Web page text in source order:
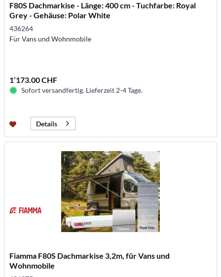
F80S Dachmarkise - Länge: 400 cm - Tuchfarbe: Royal
Grey - Gehäuse: Polar White
436264
Für Vans und Wohnmobile
1’173.00 CHF
Sofort versandfertig. Lieferzeit 2-4 Tage.
Details
Fiamma F80S Dachmarkise 3,2m, für Vans und
Wohnmobile